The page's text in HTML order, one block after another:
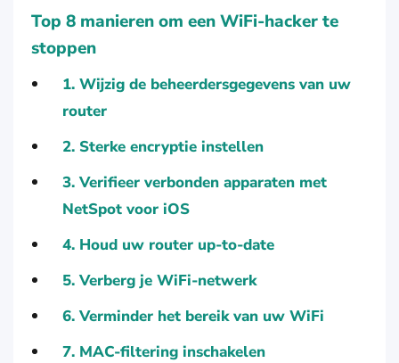
Top 8 manieren om een WiFi-hacker te
stoppen
1. Wijzig de beheerdersgegevens van uw
router
2. Sterke encryptie instellen
3. Verifieer verbonden apparaten met
NetSpot voor iOS
4. Houd uw router up-to-date
5. Verberg je WiFi-netwerk
6. Verminder het bereik van uw WiFi
7. MAC-filtering inschakelen